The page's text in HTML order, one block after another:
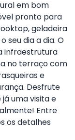
em bom
pronto para
geladeira
seu dia a dia. O
infraestrutura
no terraço com
e
Desfrute
uma visita e
Entre
os detalhes